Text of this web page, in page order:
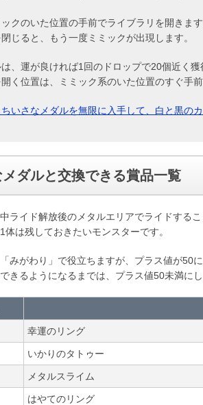
クのいた位置の手前でライブラリを開きます
じると、もう一度ミミックが出現します。
、運が良ければ1回のドロップで20個近く獲
く位置は、ミミック系のいた位置のすぐ手前
ちいさなメダルを無限に入手して、白と黒の
メダルと交換できる賞品一覧
ライド解放後のメタルエリアでライドする
体は残しておきたいモンスターです。
みがわり」で役立ちますが、プラス値が50
きるようになるまでは、プラス値50未満に
幸運のリング
いかりのタトゥー
メタルスライム
はやてのリング